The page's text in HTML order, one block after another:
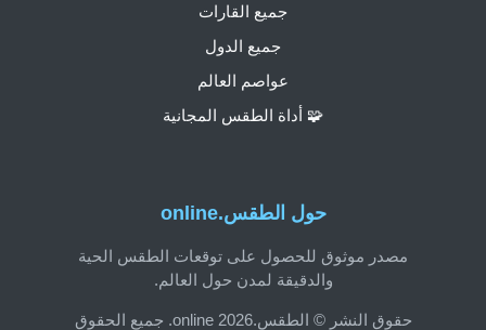
حول الطقس.online
مصدر موثوق للحصول على توقعات الطقس الحية
والدقيقة لمدن حول العالم.
حقوق النشر © الطقس.online 2026. جميع الحقوق
جميع القارات
جميع الدول
عواصم العالم
🧩 أداة الطقس المجانية